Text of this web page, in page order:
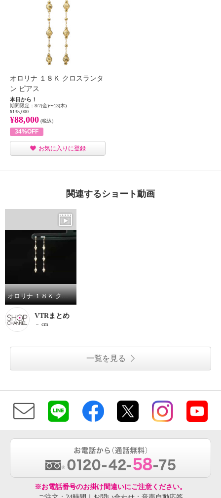
オロリナ １８Ｋ クロスランタ
ン ピアス
本日から！
期間限定：8/7(金)〜13(木)
¥135,000
¥88,000 (税込)
34%OFF
お気に入りに登録
関連するショート動画
オロリナ １８Ｋ クロスランタン ピアス
VTRまとめ
－ cm
一覧を見る
※お電話番号のお掛け間違いにご注意ください。